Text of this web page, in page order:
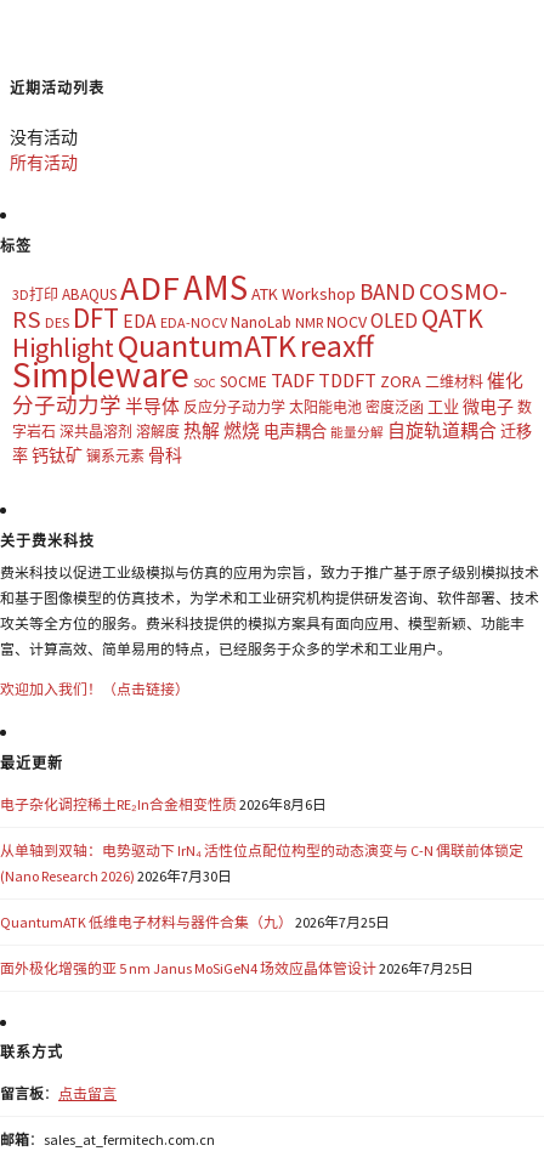
近期活动列表
没有活动
所有活动
标签
3D打印 ABAQUSADFAMS ATK Workshop BAND COSMO-
RS DES DFT EDA EDA-NOCV NanoLab NMR NOCVOLED QATK
HighlightQuantumATKreaxff
Simpleware SOC SOCME TADF TDDFT ZORA 二维材料 催化
分子动力学 半导体 反应分子动力学 太阳能电池 密度泛函 工业 微电子 数
字岩石 深共晶溶剂 溶解度 热解燃烧 电声耦合 能量分解 自旋轨道耦合迁移
率钙钛矿 镧系元素 骨科
关于费米科技
费米科技以促进工业级模拟与仿真的应用为宗旨，致力于推广基于原子级别模拟技术
和基于图像模型的仿真技术，为学术和工业研究机构提供研发咨询、软件部署、技术
攻关等全方位的服务。费米科技提供的模拟方案具有面向应用、模型新颖、功能丰
富、计算高效、简单易用的特点，已经服务于众多的学术和工业用户。
欢迎加入我们！（点击链接）
最近更新
电子杂化调控稀土RE₂In合金相变性质2026年8月6日
从单轴到双轴：电势驱动下 IrN₄ 活性位点配位构型的动态演变与 C-N 偶联前体锁定
(Nano Research 2026) 2026年7月30日
QuantumATK 低维电子材料与器件合集（九） 2026年7月25日
面外极化增强的亚 5 nm Janus MoSiGeN4 场效应晶体管设计2026年7月25日
联系方式
留言板： 点击留言
邮箱：sales_at_fermitech.com.cn